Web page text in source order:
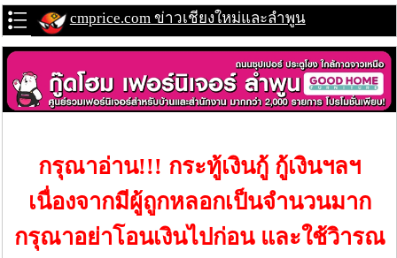
cmprice.com ข่าวเชียงใหม่และลำพูน
กรุณาอ่าน!!! กระทู้เงินกู้ กู้เงินฯลฯ
เนื่องจากมีผู้ถูกหลอกเป็นจำนวนมาก
กรุณาอย่าโอนเงินไปก่อน และใช้วิารณ